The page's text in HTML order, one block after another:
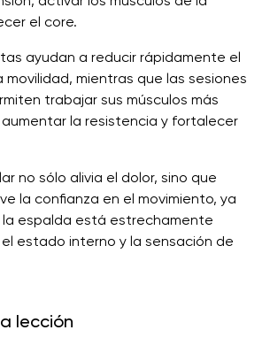
el core.
ayudan a reducir rápidamente el
movilidad, mientras que las sesiones
trabajar sus músculos más
la resistencia y fortalecer
no sólo alivia el dolor, sino que
la confianza en el movimiento, ya
espalda está estrechamente
estado interno y la sensación de
lección